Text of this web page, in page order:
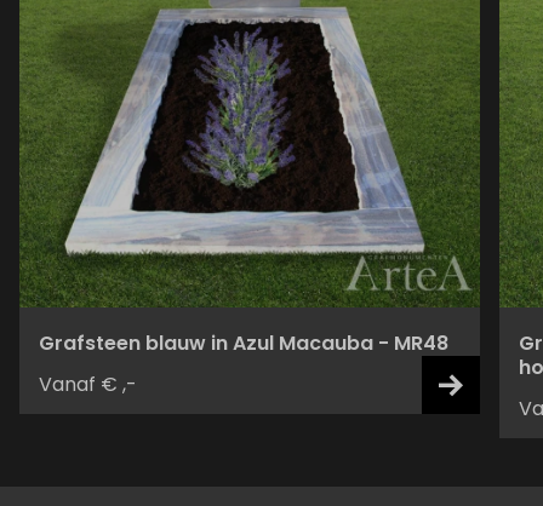
Grafsteen blauw in Azul Macauba - MR48
Vanaf € ,-